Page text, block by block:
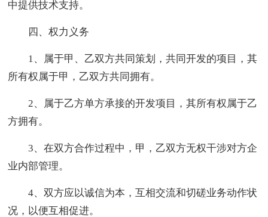
中提供技术支持。
四、权力义务
1、属于甲、乙双方共同策划，共同开发的项目，其
所有权属于甲，乙双方共同拥有。
2、属于乙方单方承接的开发项目，其所有权属于乙
方拥有。
3、在双方合作过程中，甲，乙双方无权干涉对方企
业内部管理。
4、双方应以诚信为本，互相交流和切磋业务动作状
况，以便互相促进。